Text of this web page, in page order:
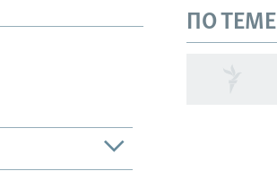
ПО ТЕМЕ